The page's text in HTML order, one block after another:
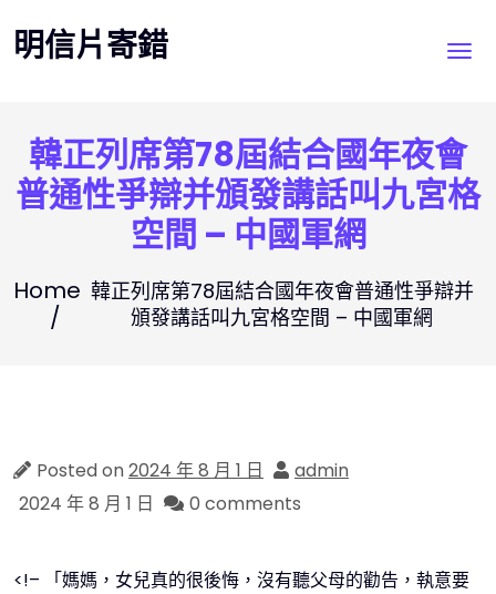
to
content
明信片寄錯
韓正列席第78屆結合國年夜會
普通性爭辯并頒發講話叫九宮格
空間 – 中國軍網
Home 韓正列席第78屆結合國年夜會普通性爭辯并
頒發講話叫九宮格空間 – 中國軍網
Posted on2024 年 8 月 1 日
admin
2024 年 8 月 1 日
0 comments
<!– 「媽媽，女兒真的很後悔，沒有聽父母的勸告，執意要